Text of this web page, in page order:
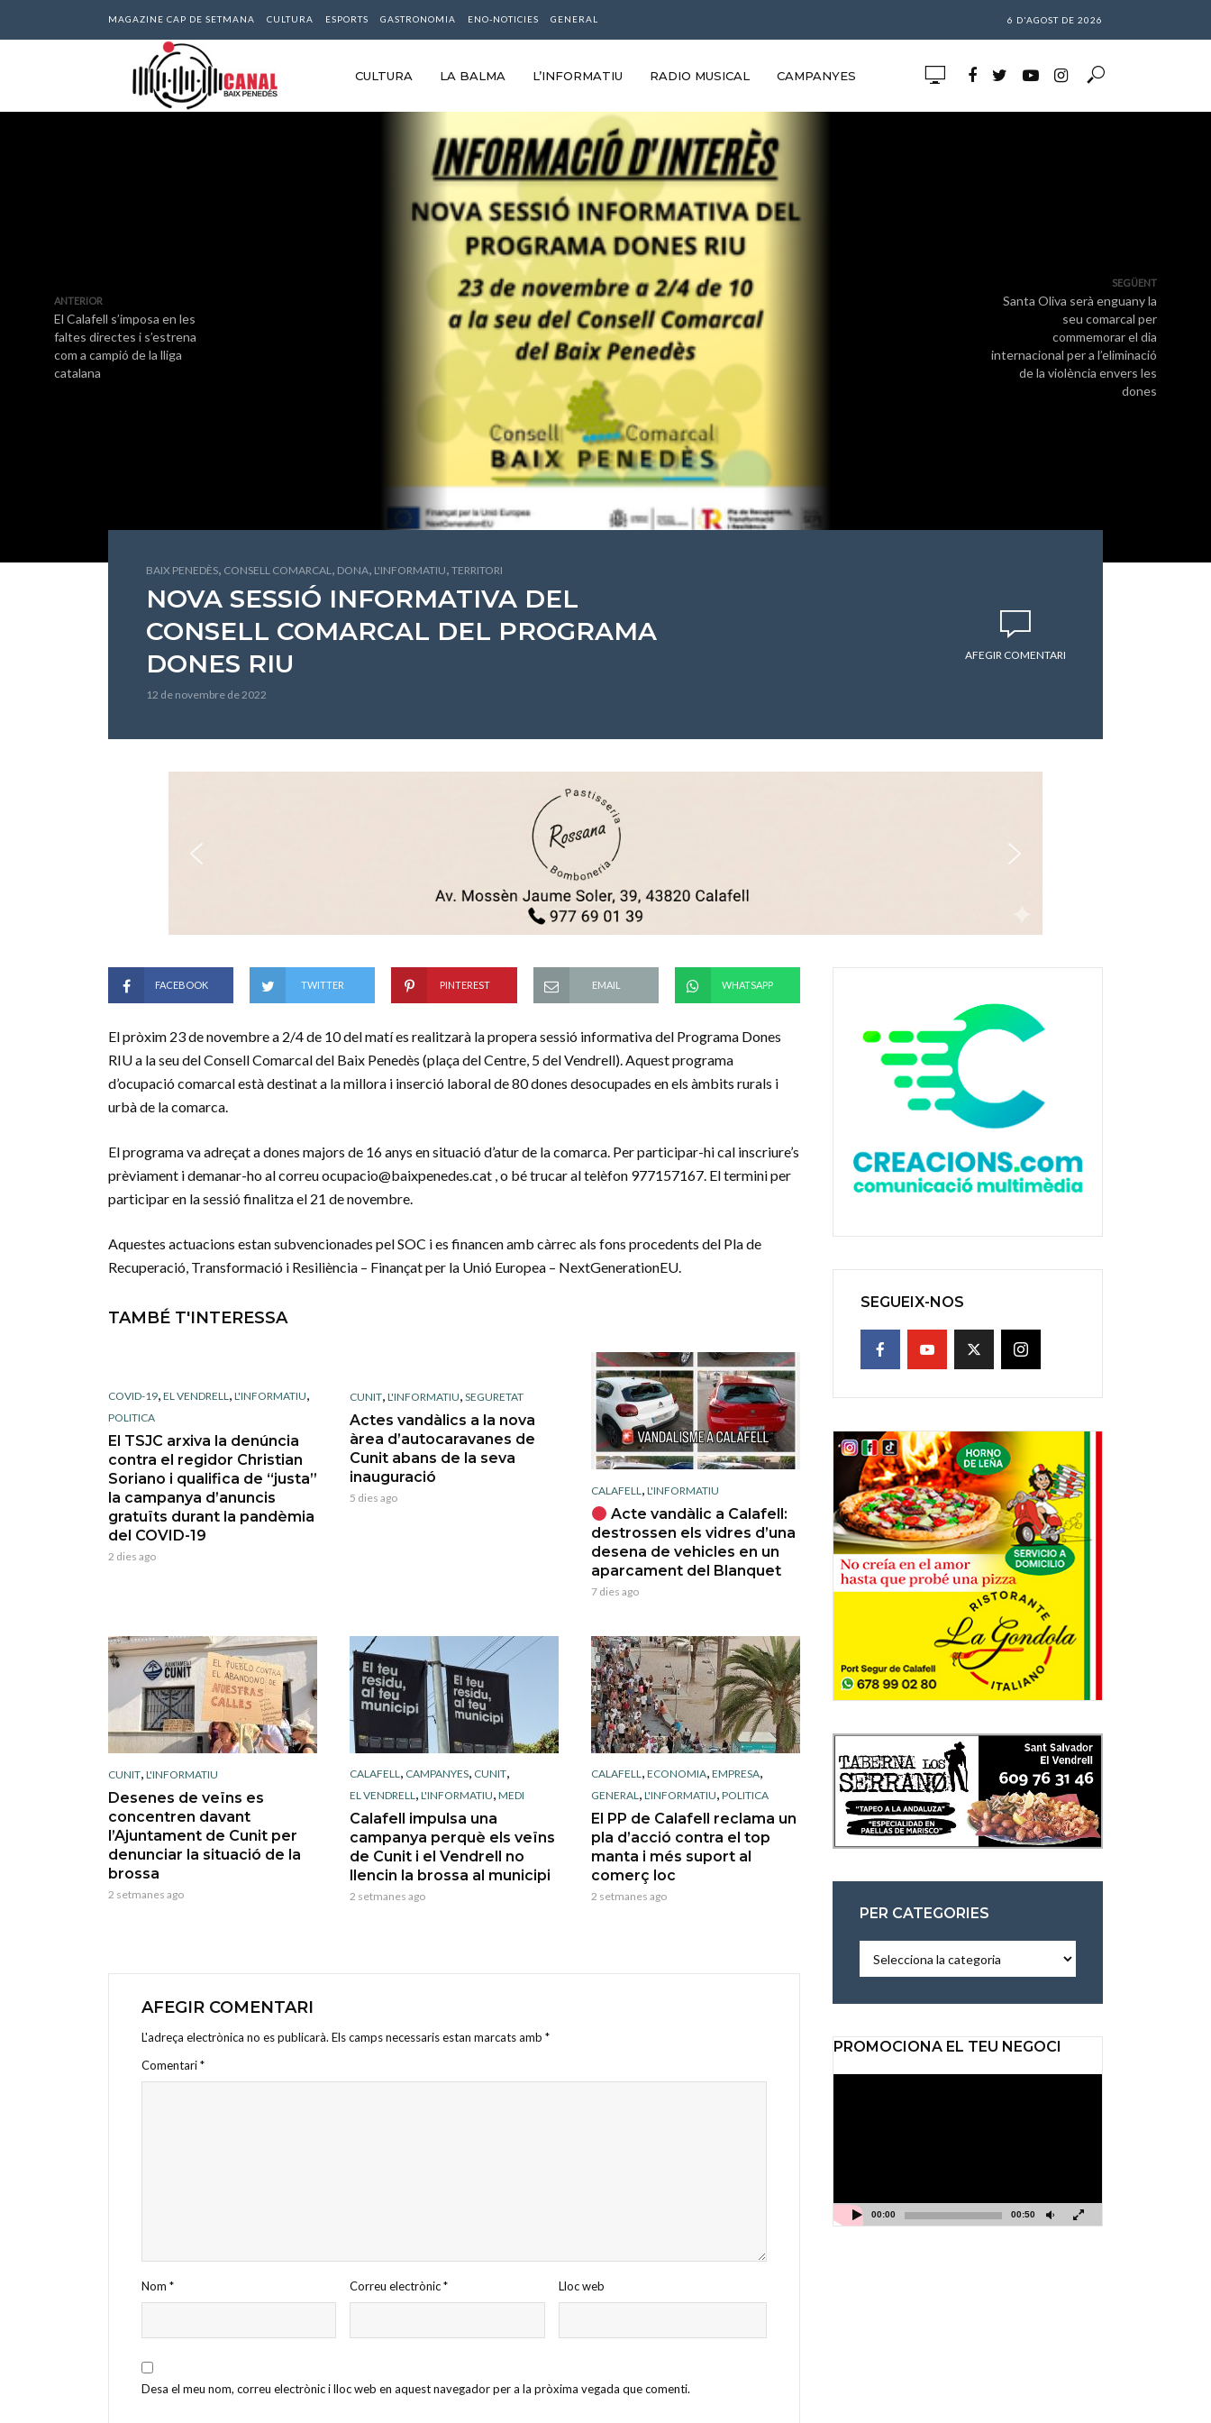
MAGAZINE CAP DE SETMANA CULTURA ESPORTS GASTRONOMIA ENO-NOTICIES GENERAL 6 D'AGOST DE 2026
CULTURA LA BALMA L’INFORMATIU RADIO MUSICAL CAMPANYES
ANTERIOR
El Calafell s’imposa en les
faltes directes i s’estrena
com a campió de la lliga
catalana
SEGÜENT
Santa Oliva serà enguany la
seu comarcal per
commemorar el dia
internacional per a l’eliminació
de la violència envers les
dones
BAIX PENEDÈS, CONSELL COMARCAL, DONA, L'INFORMATIU, TERRITORI
NOVA SESSIÓ INFORMATIVA DEL
CONSELL COMARCAL DEL PROGRAMA
DONES RIU
12 de novembre de 2022
AFEGIR COMENTARI
FACEBOOK TWITTER PINTEREST EMAIL WHATSAPP
El pròxim 23 de novembre a 2/4 de 10 del matí es realitzarà la propera sessió informativa del Programa Dones
RIU a la seu del Consell Comarcal del Baix Penedès (plaça del Centre, 5 del Vendrell). Aquest programa
d’ocupació comarcal està destinat a la millora i inserció laboral de 80 dones desocupades en els àmbits rurals i
urbà de la comarca.
El programa va adreçat a dones majors de 16 anys en situació d’atur de la comarca. Per participar-hi cal inscriure’s
prèviament i demanar-ho al correu ocupacio@baixpenedes.cat , o bé trucar al telèfon 977157167. El termini per
participar en la sessió finalitza el 21 de novembre.
Aquestes actuacions estan subvencionades pel SOC i es financen amb càrrec als fons procedents del Pla de
Recuperació, Transformació i Resiliència – Finançat per la Unió Europea – NextGenerationEU.
TAMBÉ T'INTERESSA
COVID-19, EL VENDRELL, L'INFORMATIU,
POLITICA
El TSJC arxiva la denúncia
contra el regidor Christian
Soriano i qualifica de “justa”
la campanya d’anuncis
gratuïts durant la pandèmia
del COVID-19
2 dies ago
CUNIT, L'INFORMATIU, SEGURETAT
Actes vandàlics a la nova
àrea d’autocaravanes de
Cunit abans de la seva
inauguració
5 dies ago
CALAFELL, L'INFORMATIU
Acte vandàlic a Calafell:
destrossen els vidres d’una
desena de vehicles en un
aparcament del Blanquet
7 dies ago
CUNIT, L'INFORMATIU
Desenes de veïns es
concentren davant
l’Ajuntament de Cunit per
denunciar la situació de la
brossa
2 setmanes ago
CALAFELL, CAMPANYES, CUNIT,
EL VENDRELL, L'INFORMATIU, MEDI
Calafell impulsa una
campanya perquè els veïns
de Cunit i el Vendrell no
llencin la brossa al municipi
2 setmanes ago
CALAFELL, ECONOMIA, EMPRESA,
GENERAL, L'INFORMATIU, POLITICA
El PP de Calafell reclama un
pla d’acció contra el top
manta i més suport al
comerç loc
2 setmanes ago
AFEGIR COMENTARI
L'adreça electrònica no es publicarà. Els camps necessaris estan marcats amb *
Comentari*
Nom * Correu electrònic* Lloc web
Desa el meu nom, correu electrònic i lloc web en aquest navegador per a la pròxima vegada que comenti.
SEGUEIX-NOS
PER CATEGORIES
categories
PROMOCIONA EL TEU NEGOCI
00:00 00:50